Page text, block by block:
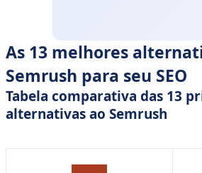
As 13 melhores
Semrush para seu SEO
Tabela comparativa das 13
alternativas ao Semrush